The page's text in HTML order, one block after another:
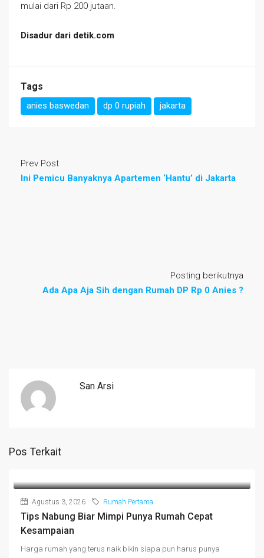
mulai dari Rp 200 jutaan.
Disadur dari detik.com
Tags
anies baswedan dp 0 rupiah jakarta
Prev Post
Ini Pemicu Banyaknya Apartemen ‘Hantu’ di Jakarta
Posting berikutnya
Ada Apa Aja Sih dengan Rumah DP Rp 0 Anies ?
San Arsi
Pos Terkait
Agustus 3, 2026 Rumah Pertama
Tips Nabung Biar Mimpi Punya Rumah Cepat
Kesampaian
Harga rumah yang terus naik bikin siapa pun harus punya